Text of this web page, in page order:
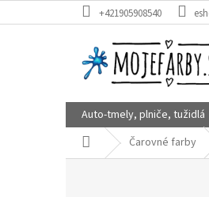
na
+421905908540
Auto-tmely, plniče, tužidlá
Domov Čarovné farby